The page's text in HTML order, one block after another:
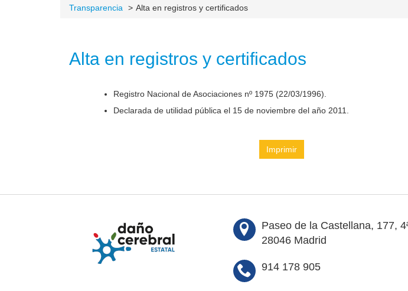
Transparencia Alta en registros y certificados
Alta en registros y certificados
Registro Nacional de Asociaciones nº 1975 (22/03/1996).
Declarada de utilidad pública el 15 de noviembre del año 2011.
Imprimir
Paseo de la Castellana, 177,
28046 Madrid
914 178 905